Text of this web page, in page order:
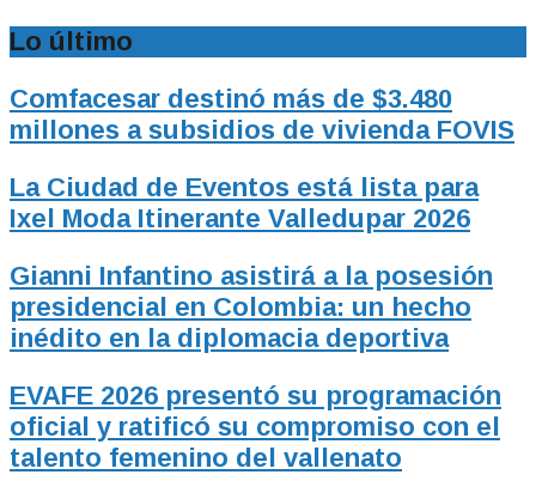
Lo último
Comfacesar destinó más de $3.480
millones a subsidios de vivienda FOVIS
La Ciudad de Eventos está lista para
Ixel Moda Itinerante Valledupar 2026
Gianni Infantino asistirá a la posesión
presidencial en Colombia: un hecho
inédito en la diplomacia deportiva
EVAFE 2026 presentó su programación
oficial y ratificó su compromiso con el
talento femenino del vallenato